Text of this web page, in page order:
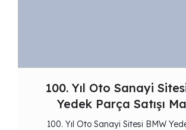
100. Yıl Oto Sanayi
Yedek Parça Satışı
100. Yıl Oto Sanayi Sitesi BMW